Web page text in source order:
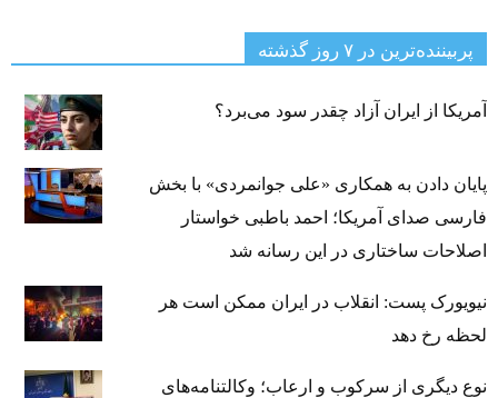
پربیننده‌ترین‌ در ۷ روز گذشته
آمریکا از ایران آزاد چقدر سود می‌برد؟
پایان دادن به همکاری «علی جوانمردی» با بخش
فارسی صدای آمریکا؛ احمد باطبی خواستار
اصلاحات ساختاری در این رسانه شد
نیویورک پست: انقلاب در ایران ممکن است هر
لحظه رخ دهد
نوع دیگری از سرکوب و ارعاب؛ وکالتنامه‌های